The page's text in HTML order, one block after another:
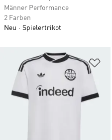
Männer Performance
2 Farben
Neu
Spielertrikot